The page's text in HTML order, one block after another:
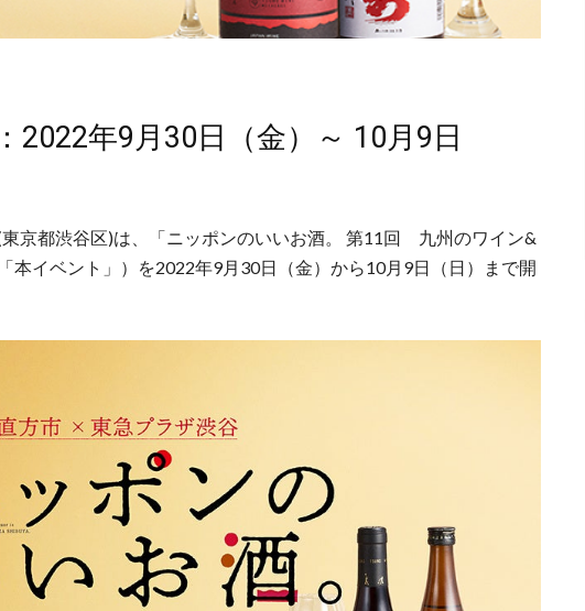
2022年9月30日（金）～ 10月9日
京都渋谷区)は、「ニッポンのいいお酒。 第11回 九州のワイン&
本イベント」）を2022年9月30日（金）から10月9日（日）まで開